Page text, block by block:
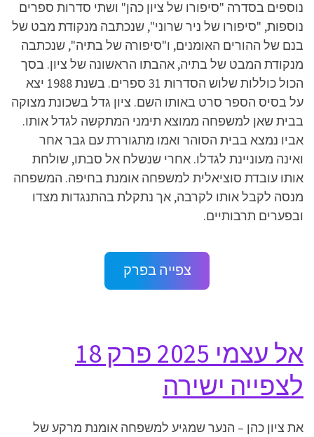
נוספים בסדרה "סיפורו של ציון כהן" ושתי סדרות ספרים
נוספות, "סיפורו של ניר שרוני", שנכתבה מנקודת מבט של
בנם של ההורים האומנים, ו"סיפורה של בתיה", שנכתבה
מנקודת המבט של בתיה, אהבתו הראשונה של ציון. בסך
הכול כוללות שלוש הסדרות 31 ספרים. בשנת 1988 יצא
על בסיס הספר סרט באותו השם. ציון גדל בשכונת מצוקה
בבית שאן למשפחה ממוצא תימני המתקשה לגדל אותו.
אביו נמצא בבית הסוהר ואמו מתגוררת עם גבר אחר
ואינה מעוניינת לגדלו. אחרי שנשלח אל סבתו, שולחת
אותו עובדת סוציאלית למשפחה אומנת בחיפה. המשפחה
מנסה לקבל אותו לקרבה, אך נתקלת בהתנגדות מצדו
ובפערים תרבותיים.
צפייה בפרק
אל עצמי 2025 פרק 18
לצפייה ישירה
את ציון כהן – הנער שמגיע למשפחה אומנת מרקע של